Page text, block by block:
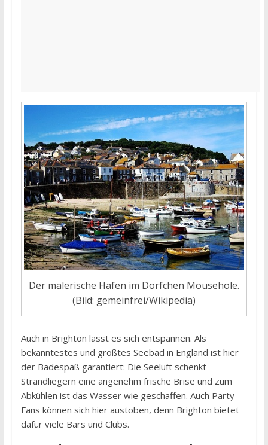
Der malerische Hafen im Dörfchen Mousehole.
(Bild: gemeinfrei/Wikipedia)
Auch in Brighton lässt es sich entspannen. Als
bekanntestes und größtes Seebad in England ist hier
der Badespaß garantiert: Die Seeluft schenkt
Strandliegern eine angenehm frische Brise und zum
Abkühlen ist das Wasser wie geschaffen. Auch Party-
Fans können sich hier austoben, denn Brighton bietet
dafür viele Bars und Clubs.